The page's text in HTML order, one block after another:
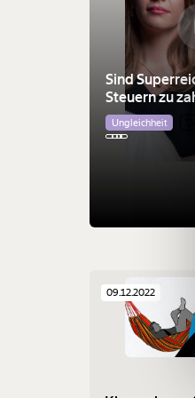
Sind
Steuern zu
Ungleichheit
09.12.2022